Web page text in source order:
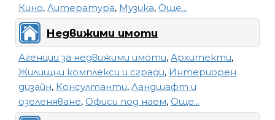
Кино, Литература, Музика, Още...
Недвижими имоти
Агенции за недвижими имоти, Архитекти,
Жилищни комплекси и сгради, Интериорен
дизайн, Консултанти, Ландшафт и
озеленяване, Офиси под наем, Още...